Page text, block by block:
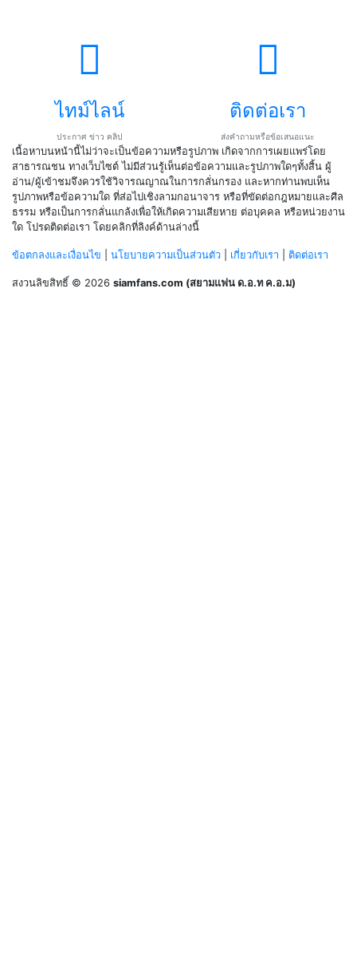
ไทม์ไลน์
ประกาศ ข่าว คลิป
ติดต่อเรา
ส่งคำถามหรือข้อเสนอแนะ
เนื้อหาบนหน้านี้ไม่ว่าจะเป็นข้อความหรือรูปภาพ เกิดจากการเผยแพร่โดย
สาธารณชน ทางเว็บไซต์ ไม่มีส่วนรู้เห็นต่อข้อความและรูปภาพใดๆทั้งสิ้น ผู้
อ่าน/ผู้เข้าชมจึงควรใช้วิจารณญาณในการกลั่นกรอง และหากท่านพบเห็น
รูปภาพหรือข้อความใด ที่ส่อไปเชิงลามกอนาจาร หรือที่ขัดต่อกฎหมายและศีล
ธรรม หรือเป็นการกลั่นแกล้งเพื่อให้เกิดความเสียหาย ต่อบุคคล หรือหน่วยงาน
ใด โปรดติดต่อเรา โดยคลิกที่ลิงค์ด้านล่างนี้
ข้อตกลงและเงื่อนไข นโยบายความเป็นส่วนตัว เกี่ยวกับเรา ติดต่อเรา
สงวนลิขสิทธิ์ © 2026 siamfans.com (สยามแฟน ด.อ.ท ค.อ.ม)